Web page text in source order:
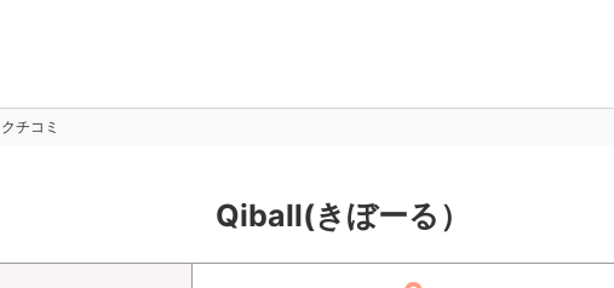
クチコミ
Qiball(きぼーる）